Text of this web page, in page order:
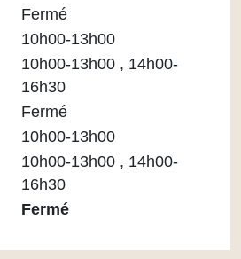
Fermé
10h00-13h00
10h00-13h00 , 14h00-
16h30
Fermé
10h00-13h00
10h00-13h00 , 14h00-
16h30
Fermé